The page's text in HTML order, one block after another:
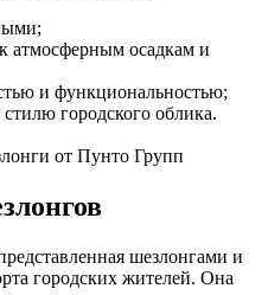
атмосферным осадкам и
и функциональностью;
городского облика.
шезлонгами и
городских жителей. Она